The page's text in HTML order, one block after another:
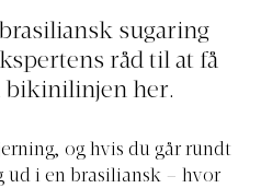
sugaring
råd til at få
bikinilinjen her.
og hvis du går rundt
ud i en brasiliansk – hvor